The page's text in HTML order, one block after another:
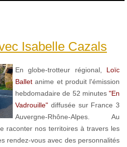
Isabelle Cazals
En globe-trotteur régional, Loïc
Ballet anime et produit l'émission
hebdomadaire de 52 minutes "En
Vadrouille" diffusée sur France 3
Auvergne-Rhône-Alpes. Au
raconter nos territoires à travers les
rendez-vous avec des personnalités